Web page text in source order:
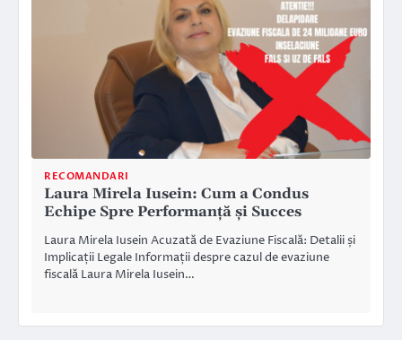
RECOMANDARI
Laura Mirela Iusein: Cum a Condus
Echipe Spre Performanță și Succes
Laura Mirela Iusein Acuzată de Evaziune Fiscală: Detalii și
Implicații Legale Informații despre cazul de evaziune
fiscală Laura Mirela Iusein…